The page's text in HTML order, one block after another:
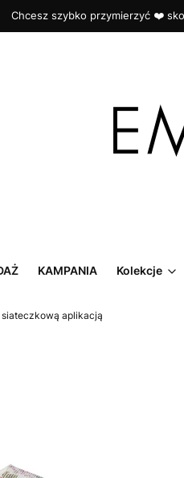
Chcesz szybko przymierzyć ❤️
KAMPANIA Kolekcje
aplikacją